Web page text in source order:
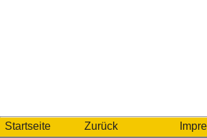
Startseite Zurück